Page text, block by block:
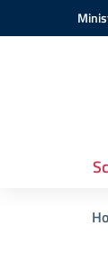
Vai ai contenuti
Vai al menu di